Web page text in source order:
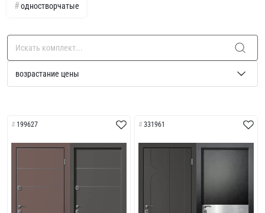
одностворчатые
199627 331961